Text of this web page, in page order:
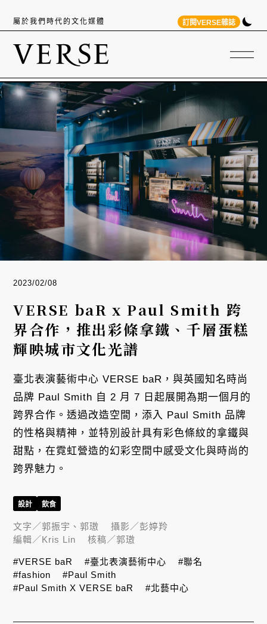
屬於我們時代的文化媒體 訂閱VERSE雜誌
2023/02/08
VERSE baR x Paul Smith 跨
界合作，推出彩條拿鐵、千層蛋糕
輝映城市文化光譜
臺北表演藝術中心 VERSE baR，與英國知名時尚
品牌 Paul Smith 自 2 月 7 日起展開為期一個月的
跨界合作。透過改造空間，添入 Paul Smith 品牌
的性格與精神，並特別設計具有彩色條紋的拿鐵與
甜點，在霓虹營造的幻彩空間中感受文化與時尚的
跨界魅力。
設計 飲食
文字／郭振宇、郭璈 攝影／彭婷羚
編輯／Kris Lin 核稿／郭璈
#VERSE baR #臺北表演藝術中心
#聯名
#fashion
#Paul Smith
#Paul Smith X VERSE baR
#北藝中心